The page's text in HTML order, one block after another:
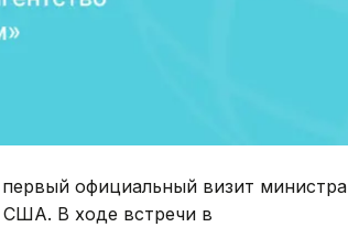
первый официальный визит министра
США. В ходе встречи в